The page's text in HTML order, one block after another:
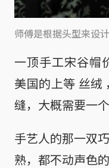
师傅是根据头型来设
一顶手工宋谷帽
美国的上等 丝绒
缝，大概需要一
手艺人的那一双
熟，都不动声色